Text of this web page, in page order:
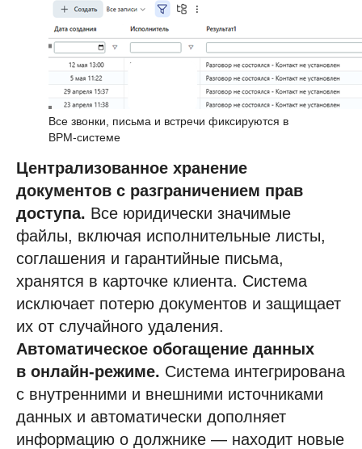
Все звонки, письма и встречи фиксируются в
BPM-системе
Централизованное хранение
документов с разграничением прав
доступа. Все юридически значимые
файлы, включая исполнительные листы,
соглашения и гарантийные письма,
хранятся в карточке клиента. Система
исключает потерю документов и защищает
их от случайного удаления.
Автоматическое обогащение данных
в онлайн-режиме. Система интегрирована
с внутренними и внешними источниками
данных и автоматически дополняет
информацию о должнике — находит новые